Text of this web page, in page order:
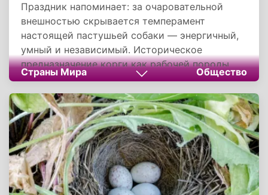
Праздник напоминает: за очаровательной
внешностью скрывается темперамент
настоящей пастушьей собаки — энергичный,
умный и независимый. Историческое
предназначение корги как рабочей породы
требует особого подхода: им жизненно
необходимы регулярные физические нагрузки,
интеллектуальные занятия и
последовательное воспитание для контроля
пастушьих инстинктов. Без удовлетворения
этих потребностей жизнерадостный
компаньон превращается в разрушительного
питомца.
Страны Мира Общество